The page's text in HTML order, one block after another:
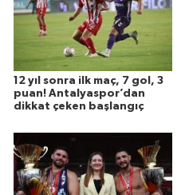
12 yıl sonra ilk maç, 7 gol, 3
puan! Antalyaspor’dan
dikkat çeken başlangıç